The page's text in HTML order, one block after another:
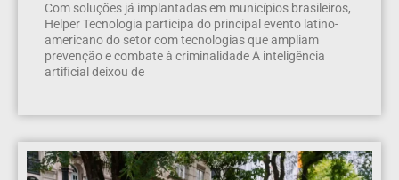
Com soluções já implantadas em municípios brasileiros,
Helper Tecnologia participa do principal evento latino-
americano do setor com tecnologias que ampliam
prevenção e combate à criminalidade A inteligência
artificial deixou de